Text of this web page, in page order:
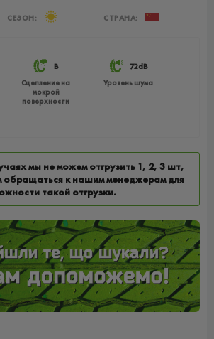
B
Сцепление на
мокрой
поверхности
72dB
Уровень шума
СЕЗОН: СТРАНА:
мы не можем отгрузить 1, 2, 3 шт,
обращаться к нашим менеджерам для
такой отгрузки.